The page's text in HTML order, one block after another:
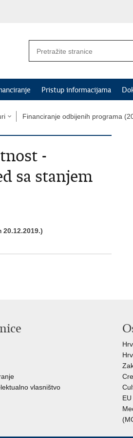
Pristup informacijama
Financiranje odbijenih programa
-
sa stanjem
vlasništvo